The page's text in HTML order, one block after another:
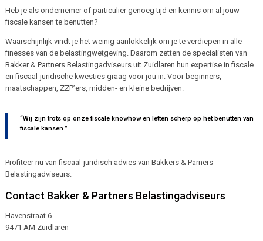
Heb je als ondernemer of particulier genoeg tijd en kennis om al jouw
fiscale kansen te benutten?
Waarschijnlijk vindt je het weinig aanlokkelijk om je te verdiepen in alle
finesses van de belastingwetgeving. Daarom zetten de specialisten van
Bakker & Partners Belastingadviseurs uit Zuidlaren hun expertise in fiscale
en fiscaal-juridische kwesties graag voor jou in. Voor beginners,
maatschappen, ZZP’ers, midden- en kleine bedrijven.
“Wij zijn trots op onze fiscale knowhow en letten scherp op het benutten van
fiscale kansen.”
Profiteer nu van fiscaal-juridisch advies van Bakkers & Parners
Belastingadviseurs.
Contact Bakker & Partners Belastingadviseurs
Havenstraat 6
9471 AM Zuidlaren